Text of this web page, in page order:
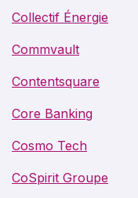
Collectif Énergie
Commvault
Contentsquare
Core Banking
Cosmo Tech
CoSpirit Groupe